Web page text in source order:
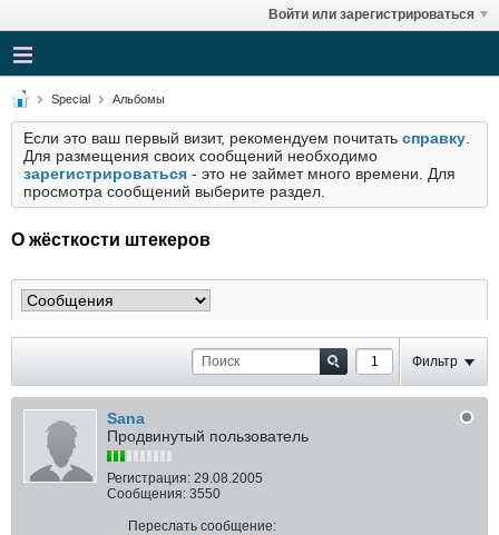
Войти или зарегистрироваться
Special Альбомы
Если это ваш первый визит, рекомендуем почитать справку
Для размещения своих сообщений необходимо
зарегистрироваться - это не займет много времени. Для
просмотра сообщений выберите раздел.
О жёсткости штекеров
Фильтр
Sana
Продвинутый пользователь
Регистрация: 29.08.2005
Сообщения: 3550
Переслать сообщение: